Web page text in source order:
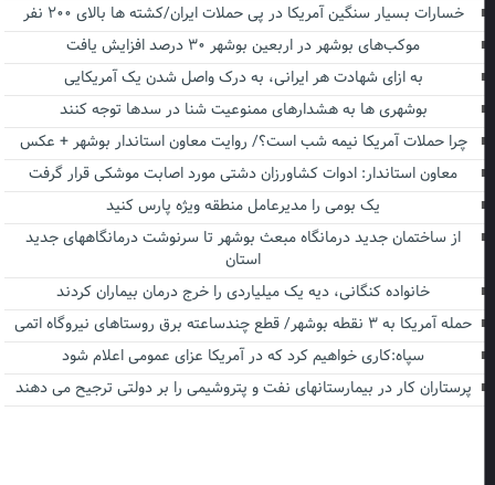
خسارات بسیار سنگین آمریکا در پی حملات ایران/کشته ها بالای ۲۰۰ نفر
موکب‌های بوشهر در اربعین بوشهر ۳۰ درصد افزایش یافت
به ازای شهادت هر ایرانی، به درک واصل شدن یک آمریکایی
بوشهری ها به هشدارهای ممنوعیت شنا در سدها توجه کنند
چرا حملات آمریکا نیمه شب است؟/ روایت معاون استاندار بوشهر + عکس
معاون استاندار: ادوات کشاورزان دشتی مورد اصابت موشکی قرار گرفت
یک بومی را مدیرعامل منطقه ویژه پارس کنید
از ساختمان جدید درمانگاه مبعث بوشهر تا سرنوشت درمانگاههای جدید
استان
خانواده کنگانی، دیه یک میلیاردی را خرج درمان بیماران کردند
حمله آمریکا به ۳ نقطه بوشهر/ قطع چندساعته برق روستاهای نیروگاه اتمی
سپاه:کاری خواهیم کرد که در آمریکا عزای عمومی اعلام شود
پرستاران کار در بیمارستانهای نفت و پتروشیمی را بر دولتی ترجیح می دهند